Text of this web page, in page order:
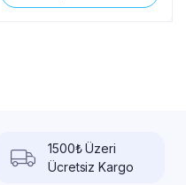
1500₺ Üzeri
Ücretsiz Kargo